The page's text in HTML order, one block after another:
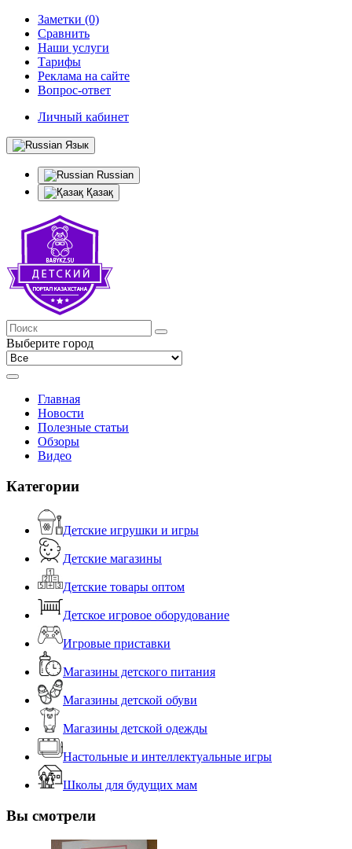
Заметки (0)
Сравнить
Наши услуги
Тарифы
Реклама на сайте
Вопрос-ответ
Личный кабинет
Язык
Russian
Қазақ
Выберите город
Главная
Новости
Полезные статьи
Обзоры
Видео
Категории
Детские игрушки и игры
Детские магазины
Детские товары оптом
Детское игровое оборудование
Игровые приставки
Магазины детского питания
Магазины детской обуви
Магазины детской одежды
Настольные и интеллектуальные игры
Школы для будущих мам
Вы смотрели